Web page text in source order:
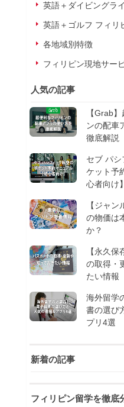
英語＋ダイビングラ
英語＋ゴルフ フィリ
各地域別特徴
フィリピン現地サー
人気の記事
【Grab
ンの配車
徹底解説
セブ パシ
ケット予
心者向け】
【ジャ
の物価は
か？
【永久保
の取得・
たい情報
海外留学
書の選び
プリ4選
新着の記事
フィリピン留学を徹底